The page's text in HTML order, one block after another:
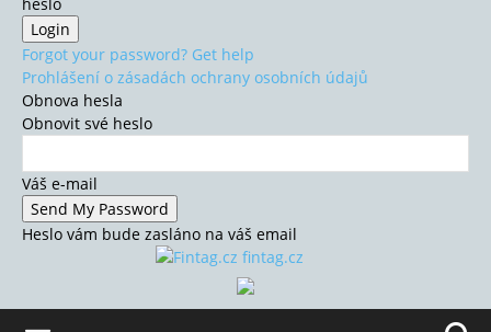
Forgot your password? Get help
Prohlášení o zásadách ochrany osobních údajů
Obnova hesla
Obnovit své heslo
Váš e-mail
Heslo vám bude zasláno na váš email
fintag.cz